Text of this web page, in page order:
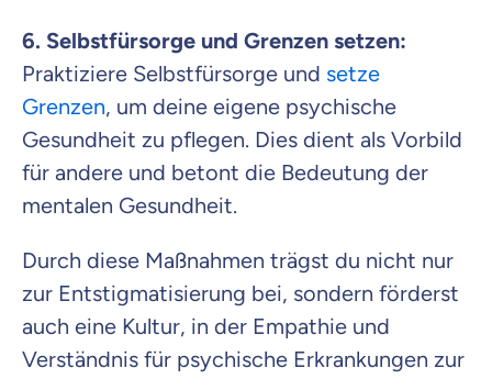
6. Selbstfürsorge und Grenzen setzen:
Praktiziere Selbstfürsorge und setze
Grenzen, um deine eigene psychische
Gesundheit zu pflegen. Dies dient als Vorbild
für andere und betont die Bedeutung der
mentalen Gesundheit.
Durch diese Maßnahmen trägst du nicht nur
zur Entstigmatisierung bei, sondern förderst
auch eine Kultur, in der Empathie und
Verständnis für psychische Erkrankungen zur